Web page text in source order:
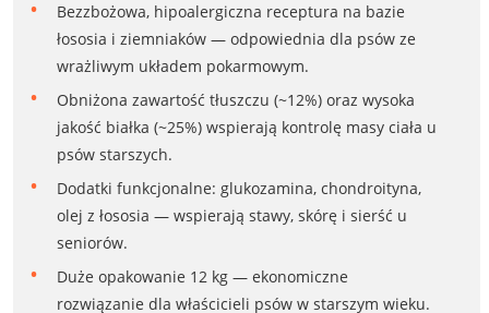
Bezzbożowa, hipoalergiczna receptura na bazie
łososia i ziemniaków — odpowiednia dla psów ze
wrażliwym układem pokarmowym.
Obniżona zawartość tłuszczu (~12%) oraz wysoka
jakość białka (~25%) wspierają kontrolę masy ciała u
psów starszych.
Dodatki funkcjonalne: glukozamina, chondroityna,
olej z łososia — wspierają stawy, skórę i sierść u
seniorów.
Duże opakowanie 12 kg — ekonomiczne
rozwiązanie dla właścicieli psów w starszym wieku.